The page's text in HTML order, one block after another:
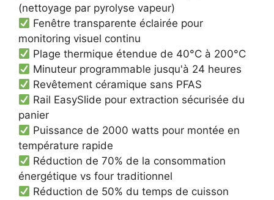
(nettoyage par pyrolyse vapeur)
Fenêtre transparente éclairée pour
monitoring visuel continu
Plage thermique étendue de 40°C à 200°C
Minuteur programmable jusqu'à 24 heures
Revêtement céramique sans PFAS
Rail EasySlide pour extraction sécurisée du
panier
Puissance de 2000 watts pour montée en
température rapide
Réduction de 70% de la consommation
énergétique vs four traditionnel
Réduction de 50% du temps de cuisson